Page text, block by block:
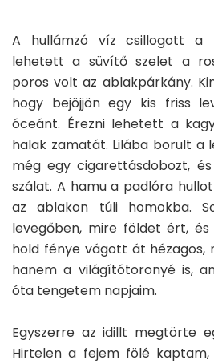
A hullámzó víz csillogott a
lehetett a süvítő szelet a
poros volt az ablakpárkány.
hogy bejöjjön egy kis friss
óceánt. Érezni lehetett a
halak zamatát. Lilába borult a
még egy cigarettásdobozt,
szálat. A hamu a padlóra
az ablakon túli homokba.
levegőben, mire földet ért,
hold fénye vágott át hézagos,
hanem a világítótoronyé is,
óta tengetem napjaim.
Egyszerre az idillt megtörte
Hirtelen a fejem fölé